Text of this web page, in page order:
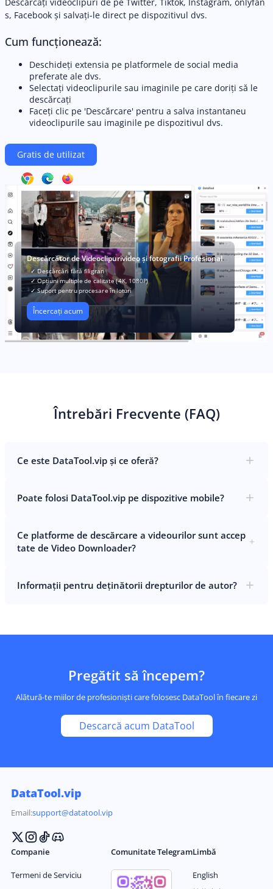
s, Facebook și salvați-le direct pe dispozitivul dvs.
Cum funcționează:
Deschideți extensia pe platformele de social media
preferate ale dvs.
Selectați videoclipurile sau imaginile pe care doriți să le
descărcați
Faceți clic pe 'Descărcare' pentru a salva instantaneu
videoclipurile sau imaginile pe dispozitivul dvs.
Gratis de utilizat
Descărcător de Videoclipurivideo și fotografii Profesional
✓ Descărcări fără filigran
✓ Opțiuni multiple de calitate (4K, 1080P)
✓ Suport pentru procesare în loturi
Încercați acum
Întrebări Frecvente (FAQ)
Ce este DataTool.vip și ce oferă?
Poate folosi DataTool.vip pe dispozitive mobile?
Ce platforme de descărcare a videourilor sunt accep
tate de Video Downloader?
Informații pentru deținătorii drepturilor de autor?
Pregătit să începem?
Alătură-te miilor de profesioniști care folosesc DataTool în fiecare zi
Descarcă acum DataTool
DataTool.vip
Email:support@datatool.vip
Companie
Termeni de Serviciu
Comunitate TelegramLimbă
English